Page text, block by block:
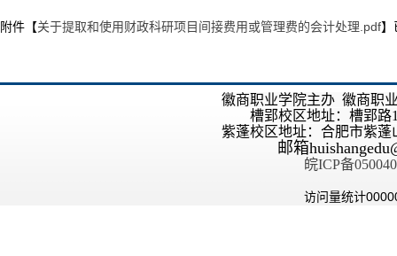
附件【关于提取和使用财政科研项目间接费用或管理费的会计处理.pdf】
徽商职业学院主办 徽商职
槽郢校区地址：槽郢路
紫蓬校区地址：合肥市紫蓬
邮箱
皖ICP备
访问量统计